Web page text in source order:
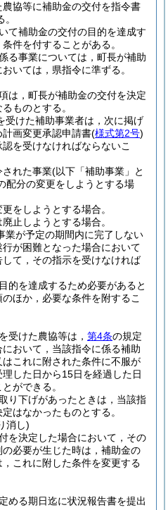
協等に補助金の交付を指令書
て補助金の交付の目的を達成す
件を付することがある。
る事業については，町長が補助
いては，県指令に準ずる。
は，町長が補助金の交付を決定
ものとする。
受けた補助事業者は，次に掲げ
画変更承認申請書(様式第2号)
を受けなければならないこ
された事業(以下「補助事業」と
配分の変更をしようとする場
をしようとする場合。
止しようとする場合。
業が予定の期間内に完了しない
が困難となった場合において
て，その指示を受けなければ
的を達成するため必要があると
ほか，必要な条件を附するこ
受けた農協等は， 第4条の規定
おいて，当該指令に係る補助
これに附された条件に不服が
した日から15日を経過した日
ができる。
り下げがあったときは，当該指
はなかったものとする。
消し)
を決定した場合において，その
必要が生じた時は，補助金の
これに附した条件を変更する
める期日迄に状況報告書を提出